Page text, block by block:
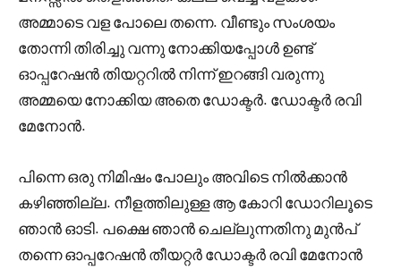
അമ്മാടെ വള പോലെ തന്നെ. വീണ്ടും സംശയം
തോന്നി തിരിച്ചു വന്നു നോക്കിയപ്പോൾ ഉണ്ട്‌
ഓപ്പറേഷൻ തിയറ്ററിൽ നിന്ന് ഇറങ്ങി വരുന്നു
അമ്മയെ നോക്കിയ അതെ ഡോക്ടർ. ഡോക്ടർ രവി
മേനോൻ.
പിന്നെ ഒരു നിമിഷം പോലും അവിടെ നിൽക്കാൻ
കഴിഞ്ഞില്ല. നീളത്തിലുള്ള ആ കോറി ഡോറിലൂടെ
ഞാൻ ഓടി. പക്ഷെ ഞാൻ ചെല്ലുന്നതിനു മുൻപ്
തന്നെ ഓപ്പറേഷൻ തീയറ്റർ ഡോക്ടർ രവി മേനോൻ